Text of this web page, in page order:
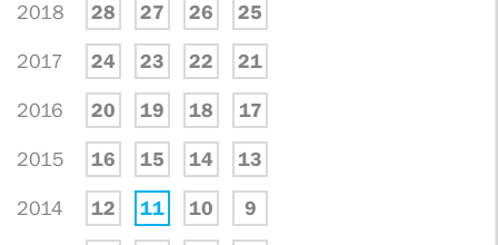
2018 28 27 26 25
2017 24 23 22 21
2016 20 19 18 17
2015 16 15 14 13
2014 12 11 10 9